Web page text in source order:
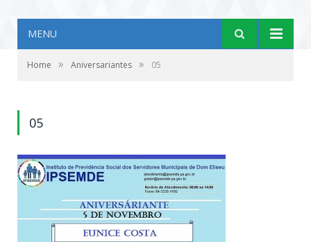
MENU
Home » Aniversariantes » 05
05